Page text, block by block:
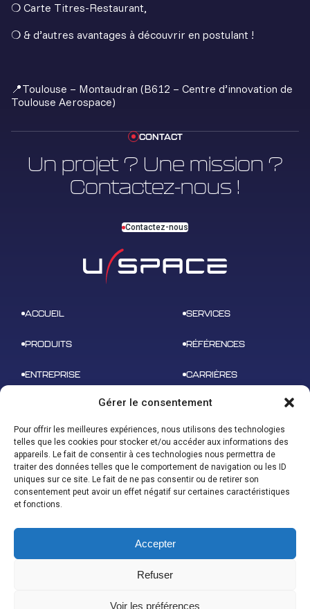
Gérer le consentement
Pour offrir les meilleures expériences, nous utilisons des technologies
telles que les cookies pour stocker et/ou accéder aux informations des
appareils. Le fait de consentir à ces technologies nous permettra de
traiter des données telles que le comportement de navigation ou les ID
uniques sur ce site. Le fait de ne pas consentir ou de retirer son
consentement peut avoir un effet négatif sur certaines caractéristiques
et fonctions.
Accepter
Refuser
Voir les préférences
❍ Carte Titres-Restaurant,
❍ & d’autres avantages à découvrir en postulant !
📍Toulouse – Montaudran (B612 – Centre d’innovation de
Toulouse Aerospace)
CONTACT
Un projet ? Une mission ?
Contactez-nous !
Contactez-nous
ACCUEIL SERVICES
PRODUITS RÉFÉRENCES
ENTREPRISE CARRIÈRES
CONTACT
ADRESSE
B 612 – 3 rue tarfaya,
31400 Toulouse
CONTACT